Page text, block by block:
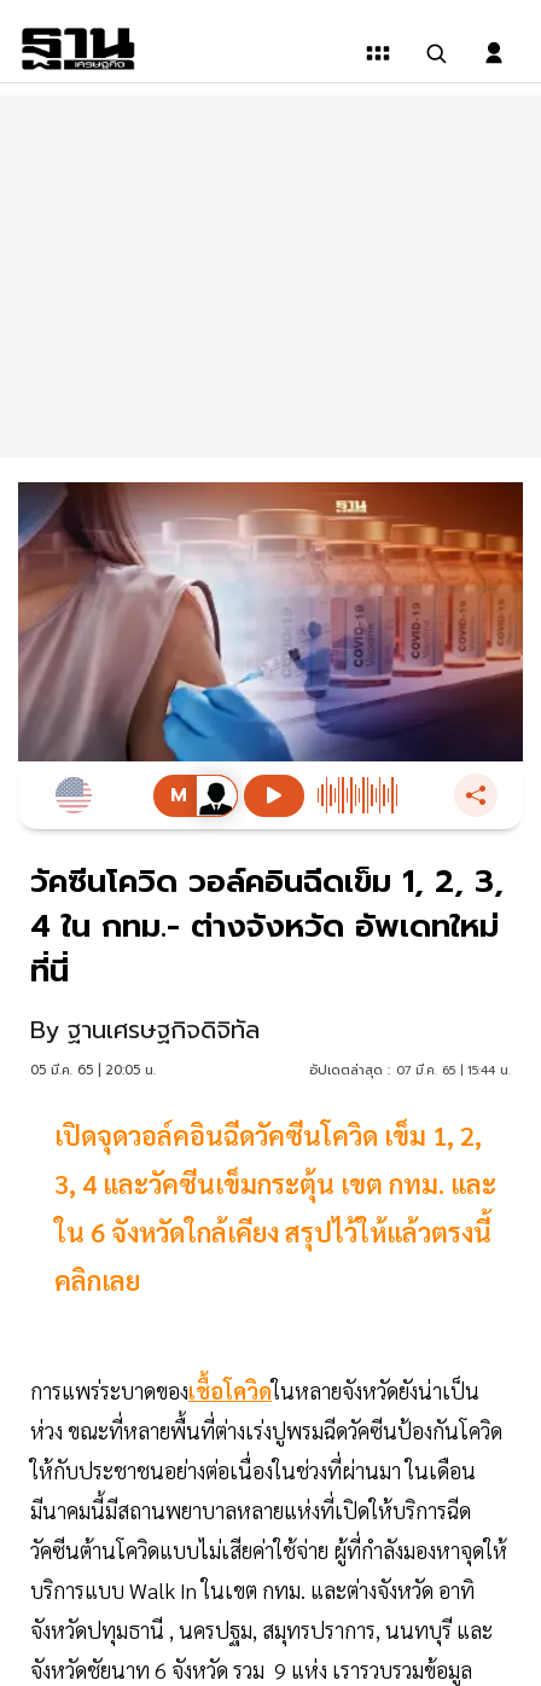
วัคซีนโควิด วอล์คอินฉีดเข็ม 1, 2, 3,
4 ใน กทม.- ต่างจังหวัด อัพเดทใหม่
ที่นี่
By ฐานเศรษฐกิจดิจิทัล
05 มี.ค. 65 | 20:05 น. อัปเดตล่าสุด : 07 มี.ค. 65 | 15:44 น.
เปิดจุดวอล์คอินฉีดวัคซีนโควิด เข็ม 1, 2,
3, 4 และวัคซีนเข็มกระตุ้น เขต กทม. และ
ใน 6 จังหวัดใกล้เคียง สรุปไว้ให้แล้วตรงนี้
คลิกเลย
การแพร่ระบาดของเชื้อโควิดในหลายจังหวัดยังน่าเป็น
ห่วง ขณะที่หลายพื้นที่ต่างเร่งปูพรมฉีดวัคซีนป้องกันโควิด
ให้กับประชาชนอย่างต่อเนื่องในช่วงที่ผ่านมา ในเดือน
มีนาคมนี้มีสถานพยาบาลหลายแห่งที่เปิดให้บริการฉีด
วัคซีนต้านโควิดแบบไม่เสียค่าใช้จ่าย ผู้ที่กำลังมองหาจุดให้
บริการแบบ Walk In ในเขต กทม. และต่างจังหวัด อาทิ
จังหวัดปทุมธานี , นครปฐม, สมุทรปราการ, นนทบุรี และ
จังหวัดชัยนาท 6 จังหวัด รวม 9 แห่ง เรารวบรวมข้อมูล